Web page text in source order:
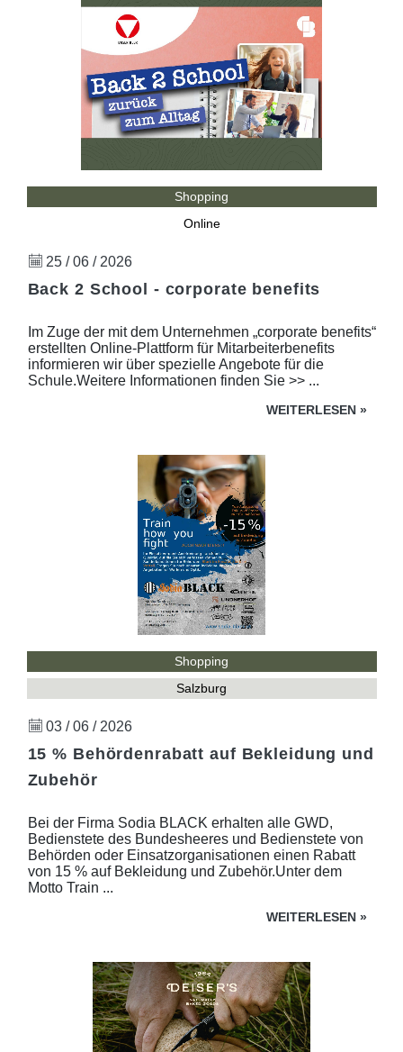
Shopping
Online
25 / 06 / 2026
Back 2 School - corporate benefits
Im Zuge der mit dem Unternehmen „corporate benefits“
erstellten Online-Plattform für Mitarbeiterbenefits
informieren wir über spezielle Angebote für die
Schule.Weitere Informationen finden Sie >> ...
WEITERLESEN »
Shopping
Salzburg
03 / 06 / 2026
15 % Behördenrabatt auf Bekleidung und
Zubehör
Bei der Firma Sodia BLACK erhalten alle GWD,
Bedienstete des Bundesheeres und Bedienstete von
Behörden oder Einsatzorganisationen einen Rabatt
von 15 % auf Bekleidung und Zubehör.Unter dem
Motto Train ...
WEITERLESEN »